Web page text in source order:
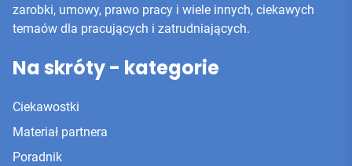
zarobki, umowy, prawo pracy i wiele innych, ciekawych
temaów dla pracujących i zatrudniających.
Na skróty - kategorie
Ciekawostki
Materiał partnera
Poradnik